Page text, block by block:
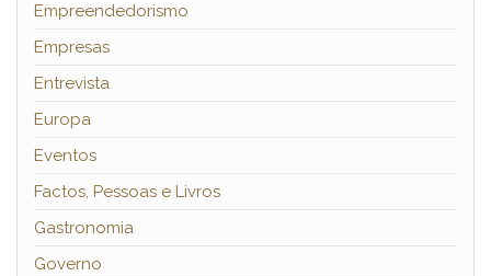
Empreendedorismo
Empresas
Entrevista
Europa
Eventos
Factos, Pessoas e Livros
Gastronomia
Governo